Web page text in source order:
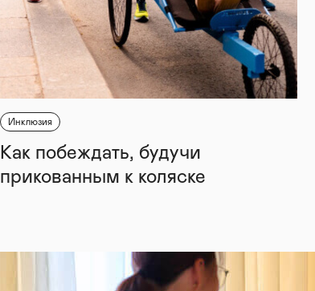
Инклюзия
Как побеждать, будучи
прикованным к коляске